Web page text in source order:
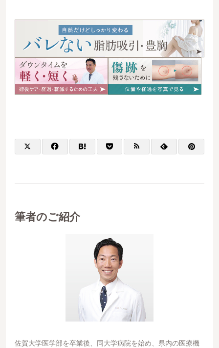
筆者のご紹介
佐賀大学医学部を卒業後、同大学病院を始め、県内の医療機